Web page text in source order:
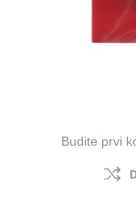
Budite prvi